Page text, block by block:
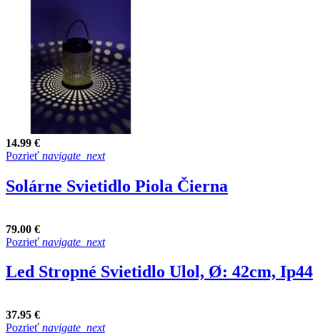
14.99 €
Pozrieť navigate_next
Solárne Svietidlo Piola Čierna
79.00 €
Pozrieť navigate_next
Led Stropné Svietidlo Ulol, Ø: 42cm, Ip44
37.95 €
Pozrieť navigate_next